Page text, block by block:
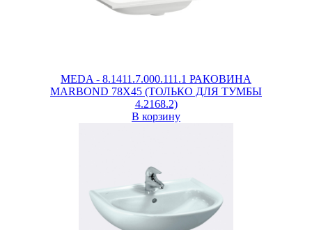
MEDA - 8.1411.7.000.111.1 РАКОВИНА
MARBOND 78X45 (ТОЛЬКО ДЛЯ ТУМБЫ
4.2168.2)
В корзину